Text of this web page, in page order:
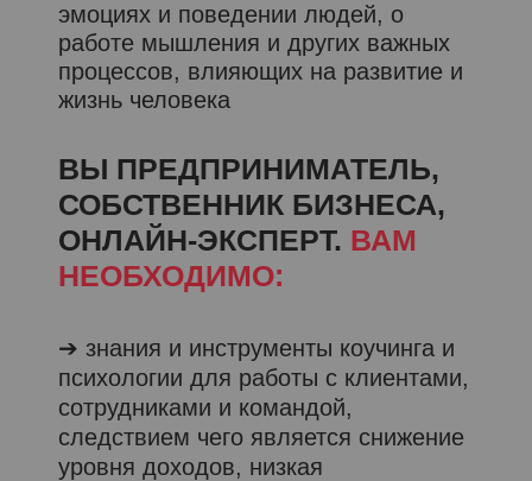
эмоциях и поведении людей, о
работе мышления и других важных
процессов, влияющих на развитие и
жизнь человека
➔ знания и инструменты коучинга и
психологии для работы с клиентами,
сотрудниками и командой,
следствием чего является снижение
уровня доходов, низкая
ВЫ ПРЕДПРИНИМАТЕЛЬ,
СОБСТВЕННИК БИЗНЕСА,
ОНЛАЙН-ЭКСПЕРТ. ВАМ
НЕОБХОДИМО: